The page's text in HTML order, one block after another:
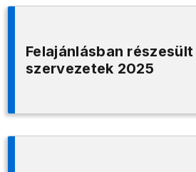
Felajánlásban
szervezetek 2025